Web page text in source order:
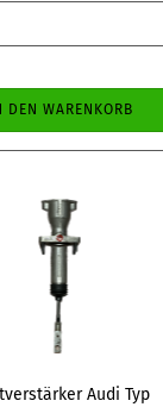
DEN WARENKORB
Audi Typ